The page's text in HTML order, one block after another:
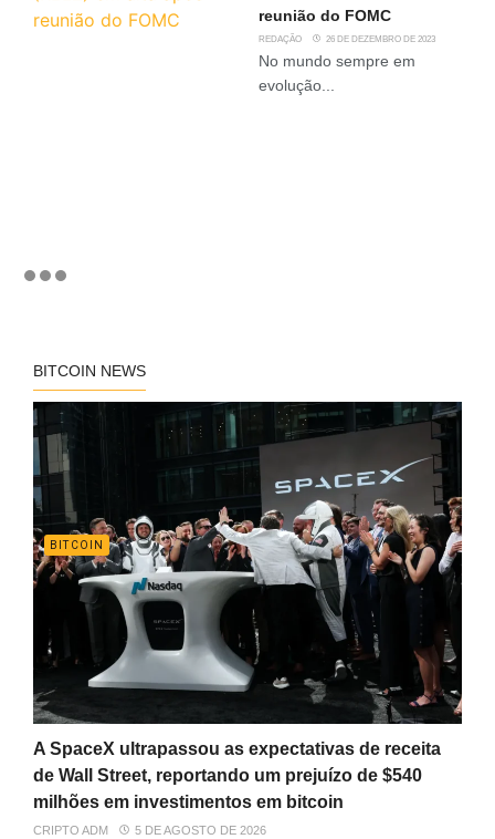
reunião do FOMC
REDAÇÃO 26 DE DEZEMBRO DE 2023
No mundo sempre em
evolução...
BITCOIN NEWS
BITCOIN
A SpaceX ultrapassou as expectativas de receita
de Wall Street, reportando um prejuízo de $540
milhões em investimentos em bitcoin
CRIPTO ADM 5 DE AGOSTO DE 2026